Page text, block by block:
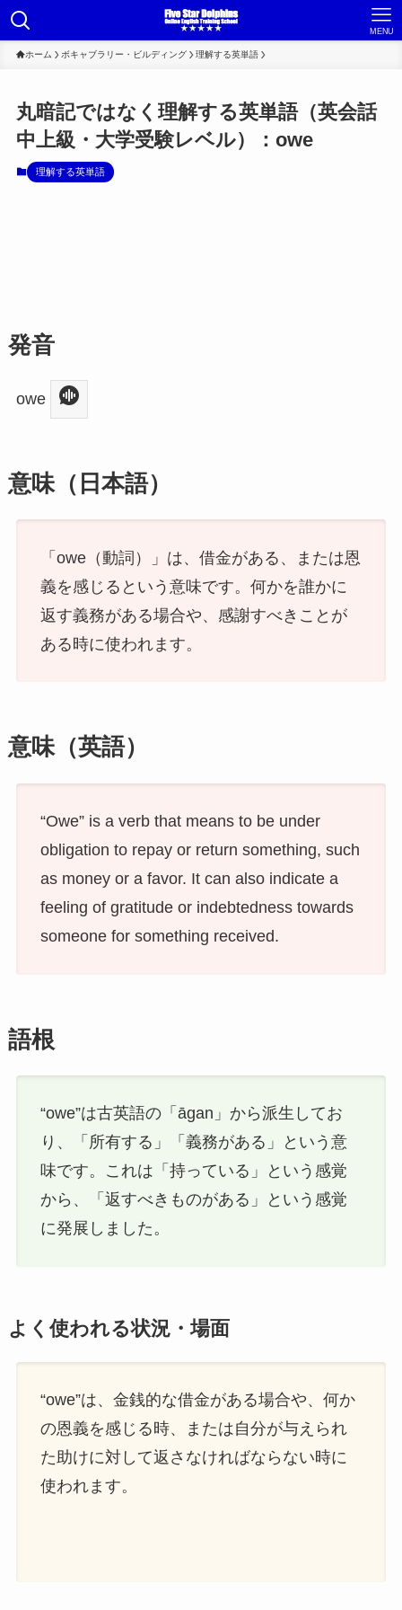
MENU
ホーム ボキャブラリー・ビルディング 理解する英単語
丸暗記ではなく理解する英単語（英会話
中上級・大学受験レベル）：owe
理解する英単語
発音
owe
意味（日本語）
「owe（動詞）」は、借金がある、または恩
義を感じるという意味です。何かを誰かに
返す義務がある場合や、感謝すべきことが
ある時に使われます。
意味（英語）
“Owe” is a verb that means to be under
obligation to repay or return something, such
as money or a favor. It can also indicate a
feeling of gratitude or indebtedness towards
someone for something received.
語根
“owe”は古英語の「āgan」から派生してお
り、「所有する」「義務がある」という意
味です。これは「持っている」という感覚
から、「返すべきものがある」という感覚
に発展しました。
よく使われる状況・場面
“owe”は、金銭的な借金がある場合や、何か
の恩義を感じる時、または自分が与えられ
た助けに対して返さなければならない時に
使われます。